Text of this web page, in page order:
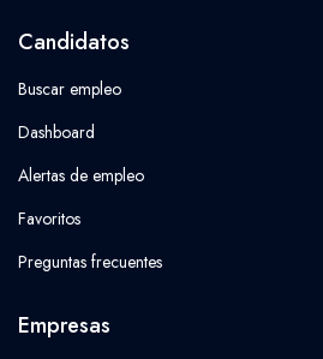
Candidatos
Buscar empleo
Dashboard
Alertas de empleo
Favoritos
Preguntas frecuentes
Empresas